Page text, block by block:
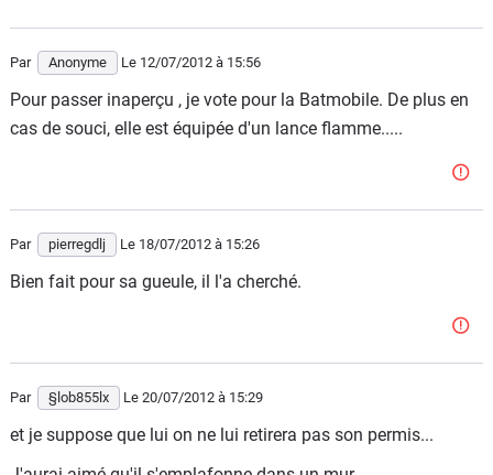
Par Anonyme Le 12/07/2012 à 15:56
Pour passer inaperçu , je vote pour la Batmobile. De plus en
cas de souci, elle est équipée d'un lance flamme.....
Par pierregdlj Le 18/07/2012 à 15:26
Bien fait pour sa gueule, il l'a cherché.
Par §lob855lx Le 20/07/2012 à 15:29
et je suppose que lui on ne lui retirera pas son permis...